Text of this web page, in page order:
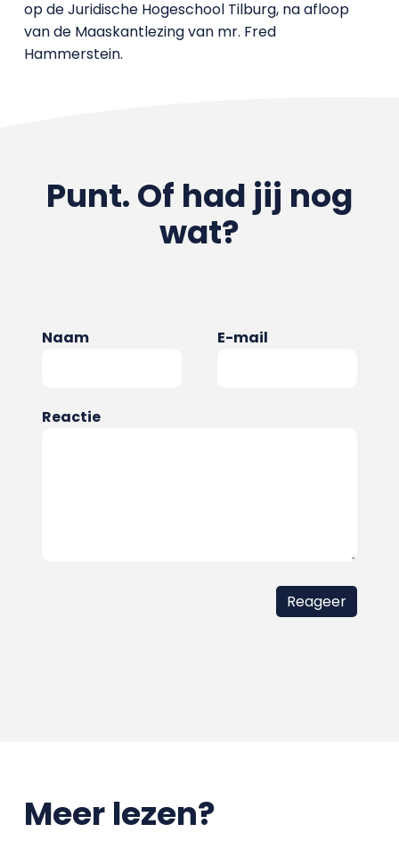
op de Juridische Hogeschool Tilburg, na afloop
van de Maaskantlezing van mr. Fred
Hammerstein.
Punt. Of had jij nog
wat?
Naam E-mail
Reactie
Meer lezen?